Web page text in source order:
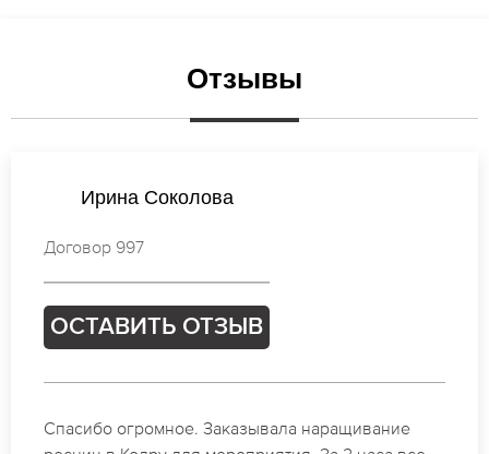
Отзывы
Ирина Соколова
Договор 997
ОСТАВИТЬ ОТЗЫВ
Спасибо огромное. Заказывала наращивание